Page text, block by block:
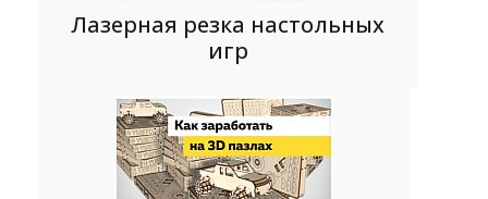
Лазерная резка настольных
игр